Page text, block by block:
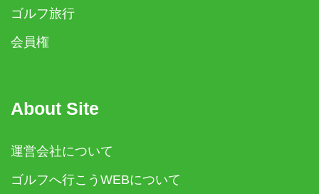
ゴルフ旅行
会員権
About Site
運営会社について
ゴルフへ行こうWEBについて